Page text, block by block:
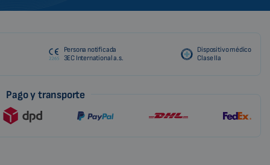
Persona notificada
3EC International a.s.
Dispositivo médico
Clase IIa
Pago y transporte